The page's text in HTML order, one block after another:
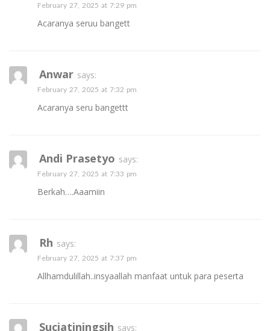
February 27, 2025 at 7:29 pm
Acaranya seruu bangett
Anwar says:
February 27, 2025 at 7:32 pm
Acaranya seru bangettt
Andi Prasetyo says:
February 27, 2025 at 7:33 pm
Berkah….Aaamiin
Rh says:
February 27, 2025 at 7:37 pm
Allhamdulillah..insyaallah manfaat untuk para peserta
Suciatiningsih says: